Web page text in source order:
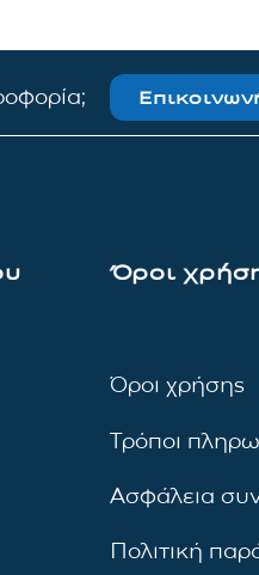
Όροι
Όροι χρήσης
Τρόποι
Ασφάλεια
Πολιτική